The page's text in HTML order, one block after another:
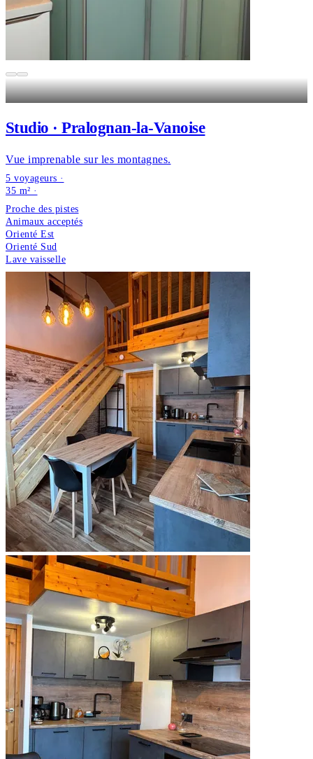
Studio · Pralognan-la-Vanoise
Vue imprenable sur les montagnes.
5 voyageurs ·
35 m² ·
Proche des pistes
Animaux acceptés
Orienté Est
Orienté Sud
Lave vaisselle